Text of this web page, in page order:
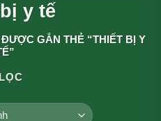
y tế
GẮN THẺ “THIẾT BỊ Y
LỌC